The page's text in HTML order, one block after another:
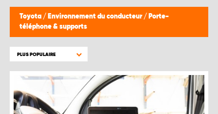
Toyota / Environnement du conducteur / Porte-
téléphone & supports
PLUS POPULAIRE